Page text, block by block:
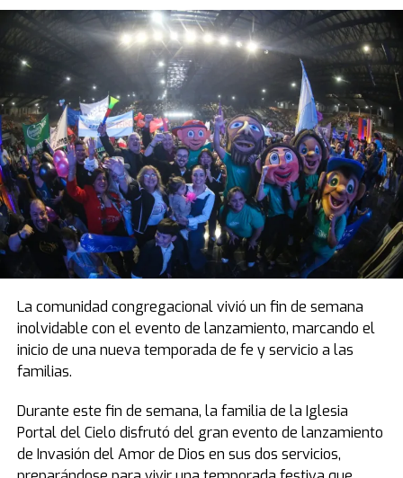
La comunidad congregacional vivió un fin de semana
inolvidable con el evento de lanzamiento, marcando el
inicio de una nueva temporada de fe y servicio a las
familias.
Durante este fin de semana, la familia de la Iglesia
Portal del Cielo disfrutó del gran evento de lanzamiento
de Invasión del Amor de Dios en sus dos servicios,